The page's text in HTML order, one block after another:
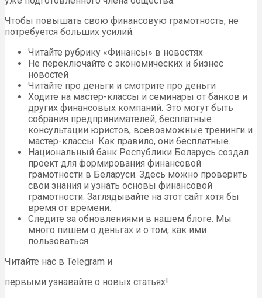
Чтобы повышать свою финансовую грамотность, не
потребуется больших усилий:
Читайте рубрику «Финансы» в новостях
Не переключайте с экономических и бизнес
новостей
Читайте про деньги и смотрите про деньги
Ходите на мастер-классы и семинары от банков и
других финансовых компаний. Это могут быть
собрания предпринимателей, бесплатные
консультации юристов, всевозможные тренинги и
мастер-классы. Как правило, они бесплатные.
Национальный банк Республики Беларусь создал
проект для формирования финансовой
грамотности в Беларуси. Здесь можно проверить
свои знания и узнать основы финансовой
грамотности. Заглядывайте на этот сайт хотя бы
время от времени.
Следите за обновлениями в нашем блоге. Мы
много пишем о деньгах и о том, как ими
пользоваться.
Читайте нас в Telegram и
первыми узнавайте о новых статьях!